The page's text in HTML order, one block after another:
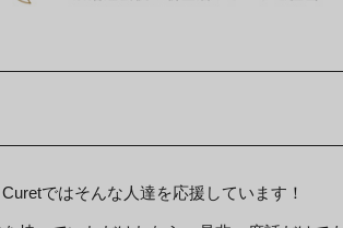
ではそんな人達を応援しています！